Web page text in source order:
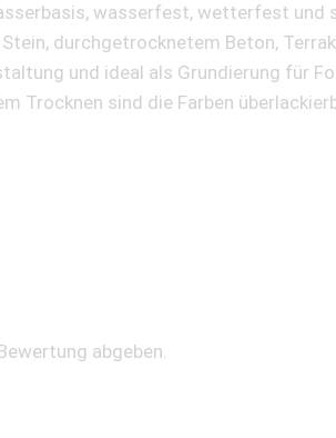
wasserfest, wetterfest und
durchgetrocknetem Beton,
und ideal als Grundierung für
Trocknen sind die Farben
abgeben.